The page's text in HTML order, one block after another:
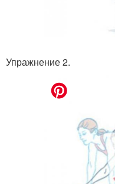
Упражнение 2.